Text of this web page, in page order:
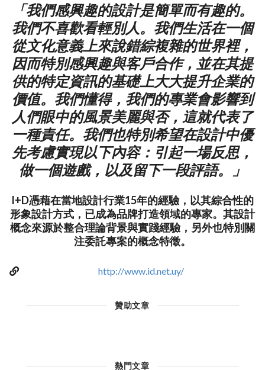
「我們感興趣的設計是簡單而有趣的。
我們不喜歡看輕別人。我們生活在一個
從文化意義上來說錯綜複雜的世界裡，
因而特別感興趣與客戶合作，並在其提
供的特定資訊的基礎上大大提升企業的
價值。我們懂得，我們的專業會影響到
人們眼中的風景美麗與否，這就代表了
一種責任。我們也特別希望在設計中優
先考慮實現以下內容：引起一場反思，
做一個遊戲，以及留下一段評語。」
I+D憑藉在當地設計行業15年的經驗，以其綜合性的
形象設計方式，已成為品牌打造領域的專家。其設計
概念來源於整合理論背景與實踐經驗，另外也特別關
注委託專案的概念特徵。
http://www.id.net.uy/
贊助文章
熱門文章